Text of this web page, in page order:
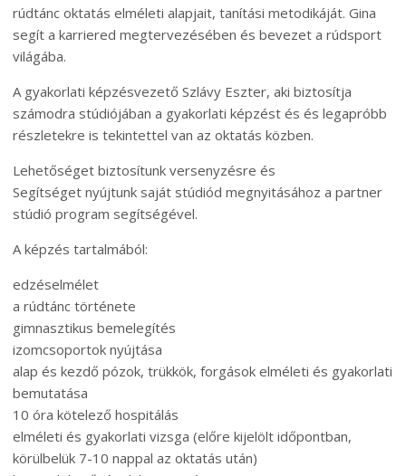
rúdtánc oktatás elméleti alapjait, tanítási metodikáját. Gina
segít a karriered megtervezésében és bevezet a rúdsport
világába.
A gyakorlati képzésvezető Szlávy Eszter, aki biztosítja
számodra stúdiójában a gyakorlati képzést és és legapróbb
részletekre is tekintettel van az oktatás közben.
Lehetőséget biztosítunk versenyzésre és
Segítséget nyújtunk saját stúdiód megnyitásához a partner
stúdió program segítségével.
A képzés tartalmából:
edzéselmélet
a rúdtánc története
gimnasztikus bemelegítés
izomcsoportok nyújtása
alap és kezdő pózok, trükkök, forgások elméleti és gyakorlati
bemutatása
10 óra kötelező hospitálás
elméleti és gyakorlati vizsga (előre kijelölt időpontban,
körülbelük 7-10 nappal az oktatás után)